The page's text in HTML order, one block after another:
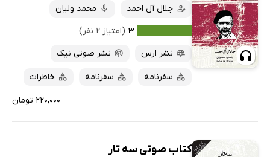
جلال آل احمد
محمد ولیان
۳ (امتیاز ۲ نفر)
نشر ارس
نشر صوتی نیک
سفرنامه سفرنامه خاطرات
۲۲۰,۰۰۰ تومان
کتاب صوتی سه تار